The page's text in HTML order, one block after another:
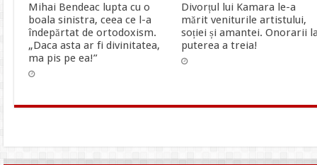
Mihai Bendeac lupta cu o
boala sinistra, ceea ce l-a
îndepărtat de ortodoxism.
„Daca asta ar fi divinitatea,
ma pis pe ea!”
Divorțul lui Kamara le-a
mărit veniturile artistului,
soției și amantei. Onorarii
puterea a treia!